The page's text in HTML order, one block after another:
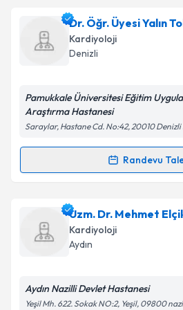
kapsamda işlenmesini
Dr. Fatih Aksoyiçin randevu
Size bu uzmandan randevu
hazırlandığında e-posta ile
Kişisel verilerimin
'ni okudum ve kişisel
kapsamda işlenmesini
Takvim Talebini
Dr. Öğr. Üyesi Yalın
Kardiyoloji
Denizli
Pamukkale Üniversitesi Eğitim
Araştırma Hastanesi
Saraylar, Hastane Cd. No:42, 20010
Randevu
Randevu Takvimi Talebi
Dr. Öğr. Üyesi Yalın Tolga
takvimi talebi oluşturun. Size bu
almanız için bir takvim
bilgilendireceğiz.
Uzm. Dr. Mehmet
Kardiyoloji
Aydın
Aydın Nazilli Devlet Hastanesi
Yeşil Mh. 622. Sokak NO:2, Yeşil, 09800